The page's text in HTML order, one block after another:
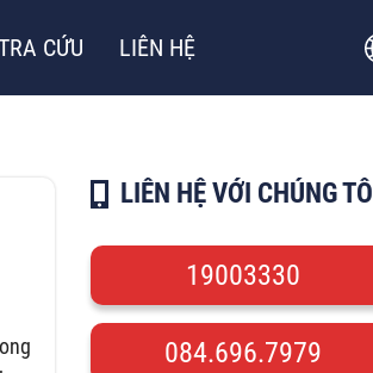
CỨU LIÊN HỆ
LIÊN HỆ VỚI CHÚNG TÔI
19003330
084.696.7979